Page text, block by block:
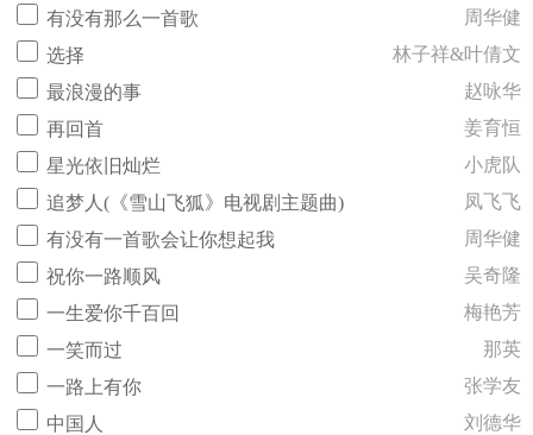
有没有那么一首歌
周华健
选择
林子祥&叶倩文
最浪漫的事
赵咏华
再回首
姜育恒
星光依旧灿烂
小虎队
追梦人(《雪山飞狐》电视剧主题曲)
凤飞飞
有没有一首歌会让你想起我
周华健
祝你一路顺风
吴奇隆
一生爱你千百回
梅艳芳
一笑而过
那英
一路上有你
张学友
中国人
刘德华